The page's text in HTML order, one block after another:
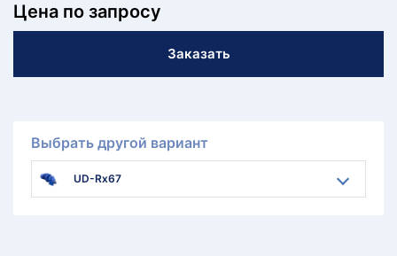
Цена по запросу
Заказать
Выбрать другой вариант
UD-Rx67